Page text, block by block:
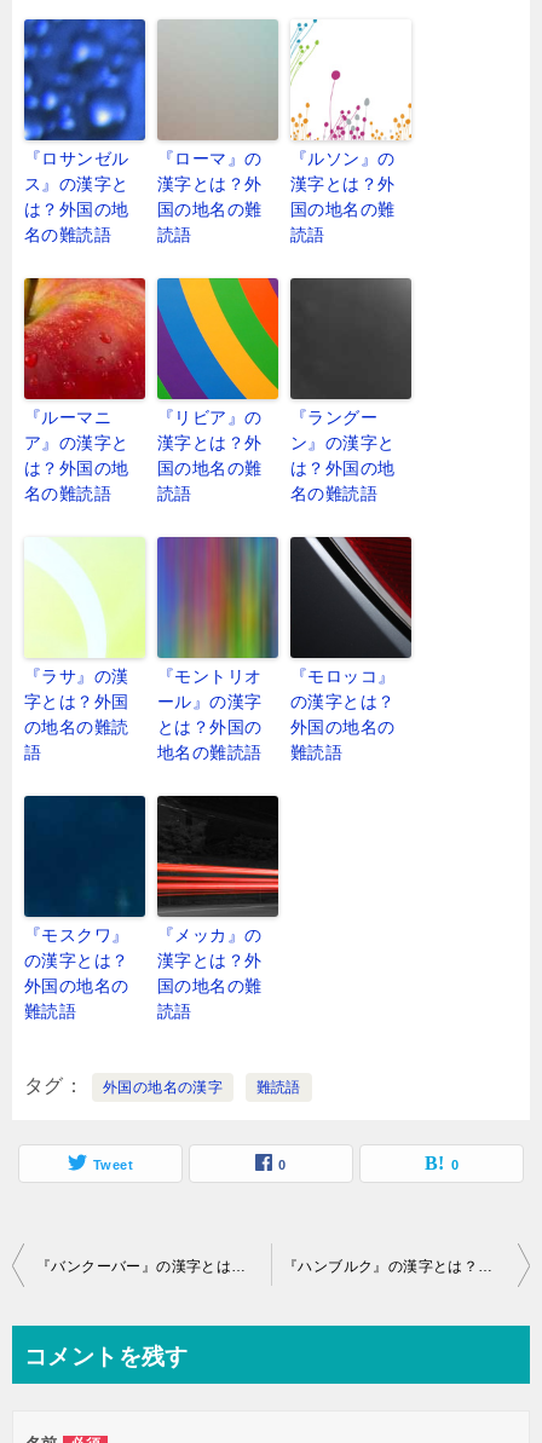
『ロサンゼル
ス』の漢字と
は？外国の地
名の難読語
『ローマ』の
漢字とは？外
国の地名の難
読語
『ルソン』の
漢字とは？外
国の地名の難
読語
『ルーマニ
ア』の漢字と
は？外国の地
名の難読語
『リビア』の
漢字とは？外
国の地名の難
読語
『ラングー
ン』の漢字と
は？外国の地
名の難読語
『ラサ』の漢
字とは？外国
の地名の難読
語
『モントリオ
ール』の漢字
とは？外国の
地名の難読語
『モロッコ』
の漢字とは？
外国の地名の
難読語
『モスクワ』
の漢字とは？
外国の地名の
難読語
『メッカ』の
漢字とは？外
国の地名の難
読語
タグ 外国の地名の漢字 難読語
Tweet 0 0
投
ビ
『バンクーバー』の漢字とは？外国の地名の難読語 『ハンブルク』の漢字とは？外国の地名の難読語
コメントを残す